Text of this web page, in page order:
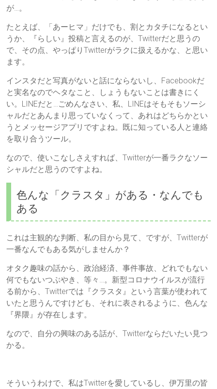
が…。
たとえば、「あーヒマ」だけでも、割とカタチになるとい
うか、『らしい』投稿と言えるのが、Twitterだと思うの
で、その点、やっぱりTwitterがラクに扱えるかな、と思い
ます。
インスタだと写真がないと話にならないし、Facebookだ
と実名なのでヘタなこと、しょうもないことは書きにく
い。LINEだと…ごめんなさい、私、LINEはそもそもソーシ
ャルだとあんまり思っていなくって、あれはどちらかとい
うとメッセージアプリですよね。既に知っている人と連絡
を取り合うツール。
なので、使いこなしさえすれば、Twitterが一番ラクなソー
シャルだと思うのですよね。
色んな「クラスタ」がある・なんでも
ある
これは主観的な判断、私の目から見て、ですが、Twitterが
一番なんでもある気がしませんか？
オタク趣味の話から、政治経済、事件事故、どれでもない
何でもないつぶやき、等々…。新型コロナウイルスが流行
る前から、Twitterでは『クラスタ』という言葉が使われて
いたと思うんですけども、それに表されるように、色んな
『界隈』が存在します。
なので、自分の興味のある話が、Twitterならだいたい見つ
かる。
そういうわけで、私はTwitterを愛しているし、伊万里の皆